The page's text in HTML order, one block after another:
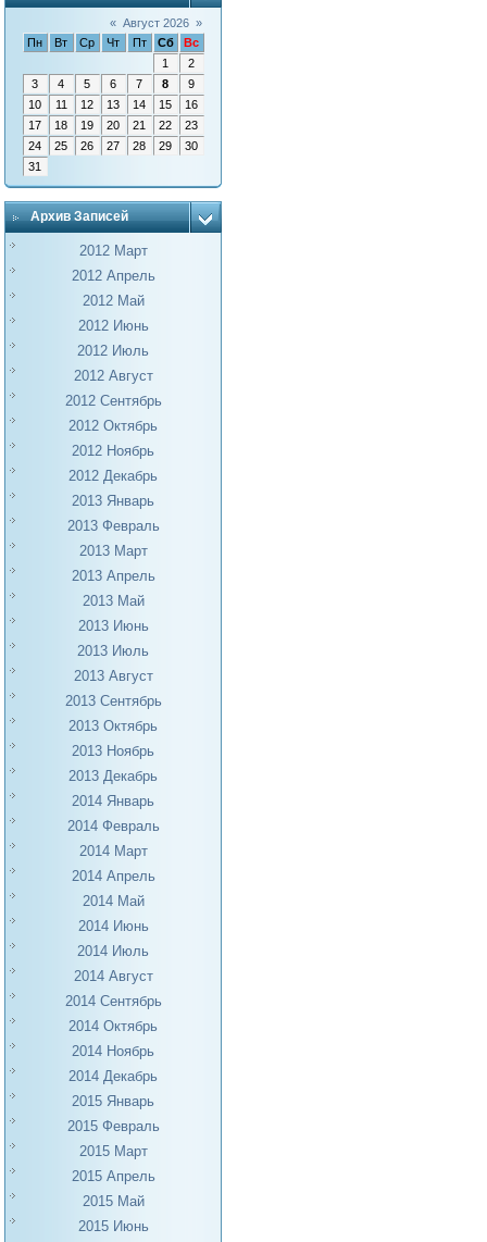
« Август 2026 »
Пн
Вт Ср Чт Пт Сб
Вс
1
2
3
4 5 6 7 8
9
10
11 12 13 14 15
16
17
18 19 20 21 22
23
24
25 26 27 28 29
30
31
Архив Записей
2012 Март
2012 Апрель
2012 Май
2012 Июнь
2012 Июль
2012 Август
2012 Сентябрь
2012 Октябрь
2012 Ноябрь
2012 Декабрь
2013 Январь
2013 Февраль
2013 Март
2013 Апрель
2013 Май
2013 Июнь
2013 Июль
2013 Август
2013 Сентябрь
2013 Октябрь
2013 Ноябрь
2013 Декабрь
2014 Январь
2014 Февраль
2014 Март
2014 Апрель
2014 Май
2014 Июнь
2014 Июль
2014 Август
2014 Сентябрь
2014 Октябрь
2014 Ноябрь
2014 Декабрь
2015 Январь
2015 Февраль
2015 Март
2015 Апрель
2015 Май
2015 Июнь